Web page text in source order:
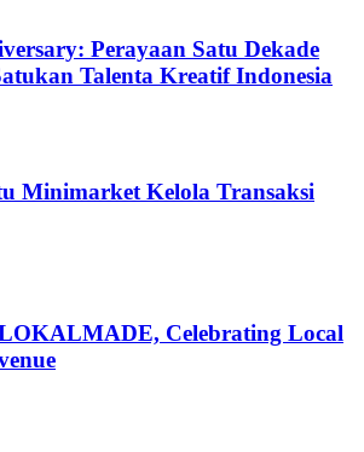
Perayaan Satu Dekade
Talenta Kreatif Indonesia
Minimarket Kelola Transaksi
Celebrating Local